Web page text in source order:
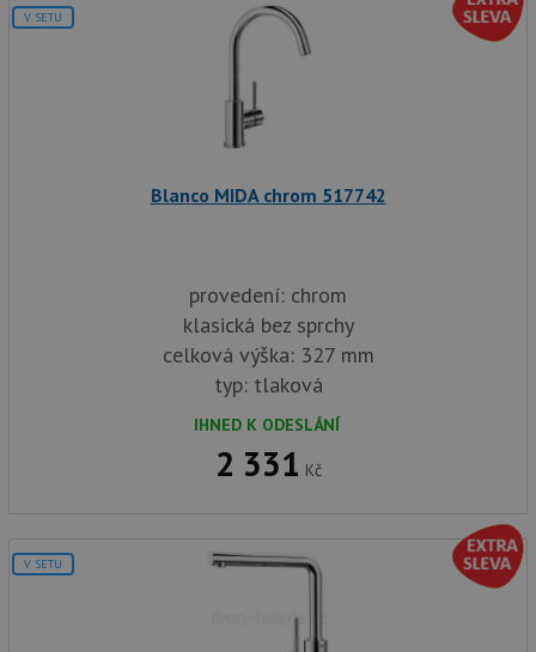
V SETU
Blanco MIDA chrom 517742
provedení: chrom
klasická bez sprchy
celková výška: 327 mm
typ: tlaková
IHNED K ODESLÁNÍ
2 331 Kč
V SETU